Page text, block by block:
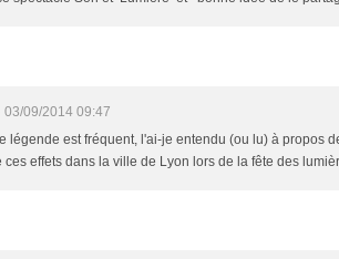
03/09/2014 09:47
légende est fréquent, l'ai-je entendu (ou lu) à propos
ces effets dans la ville de Lyon lors de la fête des